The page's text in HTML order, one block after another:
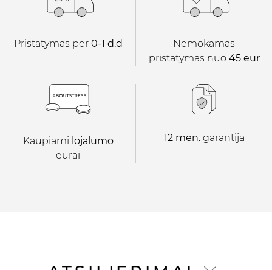
Pristatymas per 0-1 d.d
Nemokamas
pristatymas nuo 45 eur
Kaupiami lojalumo
eurai
12 mėn.garantija